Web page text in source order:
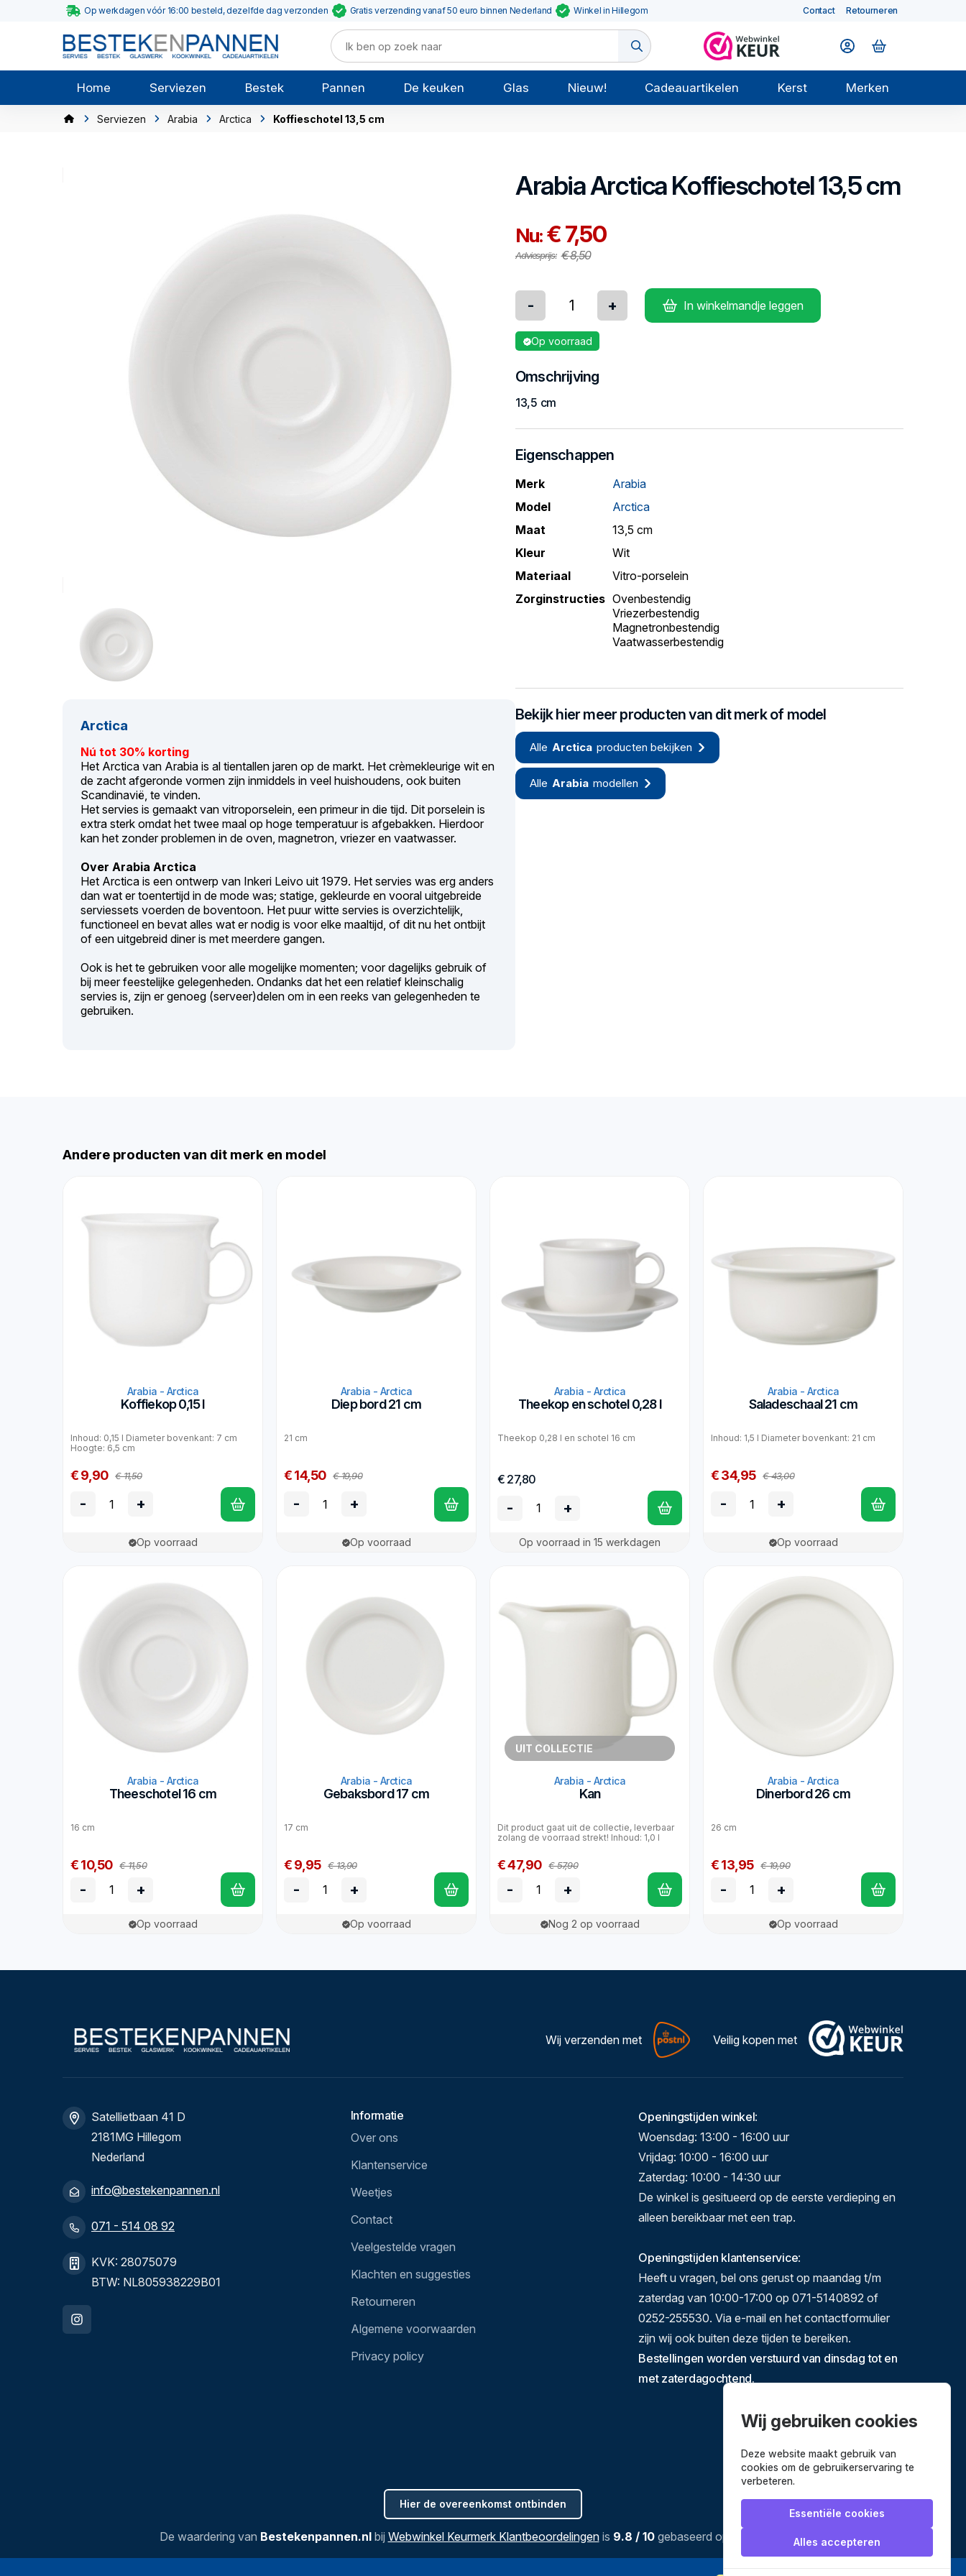
Op werkdagen vóór 16:00 besteld, dezelfde dag verzonden Gratis verzending vanaf 50 euro binnen Nederland Winkel in Hillegom Contact Retourneren
Home Serviezen Bestek Pannen De keuken Glas Nieuw! Cadeauartikelen Kerst Merken
Serviezen Arabia Arctica Koffieschotel 13,5 cm
Arctica
Nú tot 30% korting
Het Arctica van Arabia is al tientallen jaren op de markt. Het crèmekleurige wit en
de zacht afgeronde vormen zijn inmiddels in veel huishoudens, ook buiten
Scandinavië, te vinden.
Het servies is gemaakt van vitroporselein, een primeur in die tijd. Dit porselein is
extra sterk omdat het twee maal op hoge temperatuur is afgebakken. Hierdoor
kan het zonder problemen in de oven, magnetron, vriezer en vaatwasser.
Over Arabia Arctica
Het Arctica is een ontwerp van Inkeri Leivo uit 1979. Het servies was erg anders
dan wat er toentertijd in de mode was; statige, gekleurde en vooral uitgebreide
serviessets voerden de boventoon. Het puur witte servies is overzichtelijk,
functioneel en bevat alles wat er nodig is voor elke maaltijd, of dit nu het ontbijt
of een uitgebreid diner is met meerdere gangen.
Ook is het te gebruiken voor alle mogelijke momenten; voor dagelijks gebruik of
bij meer feestelijke gelegenheden. Ondanks dat het een relatief kleinschalig
servies is, zijn er genoeg (serveer)delen om in een reeks van gelegenheden te
gebruiken.
ArabiaArcticaKoffieschotel 13,5 cm
Nu:€ 7,50
Adviesprijs: € 8,50
- + In winkelmandje leggen
Op voorraad
Omschrijving
13,5 cm
Eigenschappen
Merk
Arabia
Model
Arctica
Maat
13,5 cm
Kleur
Wit
Materiaal
Vitro-porselein
Zorginstructies Ovenbestendig
Vriezerbestendig
Magnetronbestendig
Vaatwasserbestendig
Bekijk hier meer producten van dit merk of model
Alle Arctica producten bekijken
Alle Arabia modellen
Andere producten van dit merk en model
Arabia - Arctica
Koffiekop 0,15 l
Inhoud: 0,15 l Diameter bovenkant: 7 cm
Hoogte: 6,5 cm
€ 9,90 € 11,50
- +
Op voorraad
Arabia - Arctica
Diep bord 21 cm
21 cm
€ 14,50 € 19,90
- +
Op voorraad
Arabia - Arctica
Theekop en schotel 0,28 l
Theekop 0,28 l en schotel 16 cm
€ 27,80
- +
Op voorraad in 15 werkdagen
Arabia - Arctica
Saladeschaal 21 cm
Inhoud: 1,5 l Diameter bovenkant: 21 cm
€ 34,95 € 43,00
- +
Op voorraad
Arabia - Arctica
Theeschotel 16 cm
16 cm
€ 10,50 € 11,50
- +
Op voorraad
Arabia - Arctica
Gebaksbord 17 cm
17 cm
€ 9,95 € 13,90
- +
Op voorraad
UIT COLLECTIE
Arabia - Arctica
Kan
Dit product gaat uit de collectie, leverbaar
zolang de voorraad strekt! Inhoud: 1,0 l
€ 47,90 € 57,90
- +
Nog 2 op voorraad
Arabia - Arctica
Dinerbord 26 cm
26 cm
€ 13,95 € 19,90
- +
Op voorraad
Wij verzenden met Veilig kopen met
Satellietbaan 41 D
2181MG Hillegom
Nederland
info@bestekenpannen.nl
071 - 514 08 92
KVK: 28075079
BTW: NL805938229B01
Informatie
Over ons
Klantenservice
Weetjes
Contact
Veelgestelde vragen
Klachten en suggesties
Retourneren
Algemene voorwaarden
Privacy policy
Openingstijden winkel:
Woensdag: 13:00 - 16:00 uur
Vrijdag: 10:00 - 16:00 uur
Zaterdag: 10:00 - 14:30 uur
De winkel is gesitueerd op de eerste verdieping en
alleen bereikbaar met een trap.
Openingstijden klantenservice:
Heeft u vragen, bel ons gerust op maandag t/m
zaterdag van 10:00-17:00 op 071-5140892 of
0252-255530. Via e-mail en het contactformulier
zijn wij ook buiten deze tijden te bereiken.
Bestellingen worden verstuurd van dinsdag tot en
met zaterdagochtend.
Hier de overeenkomst ontbinden
De waardering van Bestekenpannen.nlbij Webwinkel Keurmerk Klantbeoordelingenis 9.8 / 10 gebaseerd op reviews.
Wij gebruiken cookies
Deze website maakt gebruik van
cookies om de gebruikerservaring te
verbeteren.
Essentiële cookies
Alles accepteren